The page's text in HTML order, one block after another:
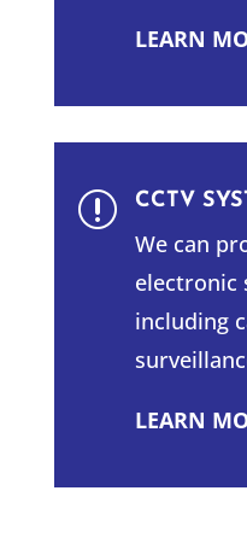
LEARN
r CCTV
We can
electronic
including
LEARN